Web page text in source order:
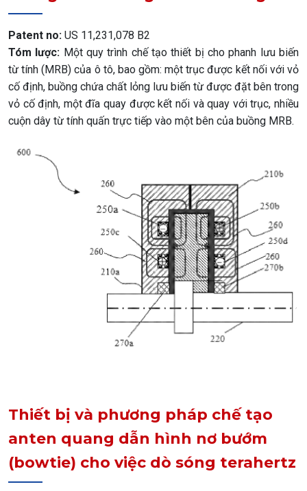
Patent no: US 11,231,078 B2
Tóm lược: Một quy trình chế tạo thiết bị cho phanh lưu biến
từ tính (MRB) của ô tô, bao gồm: một trục được kết nối với vỏ
cố định, buồng chứa chất lỏng lưu biến từ được đặt bên trong
vỏ cố định, một đĩa quay được kết nối và quay với trục, nhiều
cuộn dây từ tính quấn trực tiếp vào một bên của buồng MRB.
Thiết bị và phương pháp chế tạo
anten quang dẫn hình nơ bướm
(bowtie) cho việc dò sóng terahertz